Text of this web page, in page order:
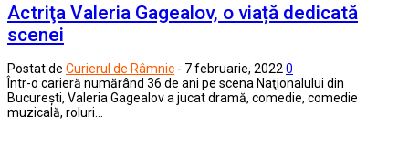
Actriţa Valeria Gagealov, o viață dedicată
scenei
Postat de Curierul de Râmnic - 7 februarie, 2022 0
Într-o carieră numărând 36 de ani pe scena Naţionalului din
Bucureşti, Valeria Gagealov a jucat dramă, comedie, comedie
muzicală, roluri…